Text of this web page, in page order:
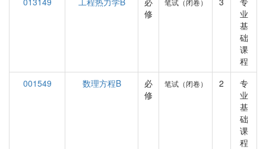
修
笔试（闭卷）
业
基
础
课
程
001549
数理方程B
必
修
笔试（闭卷） 2
专
业
基
础
课
程